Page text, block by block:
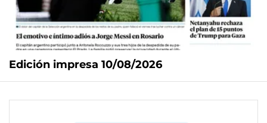
Edición impresa 10/08/2026